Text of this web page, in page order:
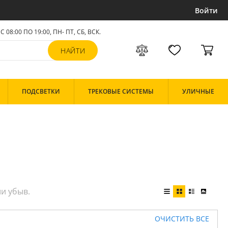
Войти
С 08:00 ПО 19:00, ПН- ПТ,СБ, ВСК.
ПОДСВЕТКИ ТРЕКОВЫЕ СИСТЕМЫ УЛИЧНЫЕ
ОЧИСТИТЬ ВСЕ